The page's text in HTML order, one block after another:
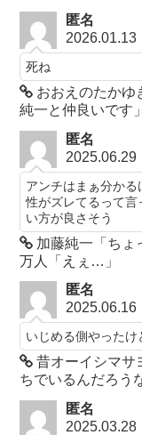
匿名
2026.01.13
死ね
おおえのたかゆ
純一と仲良いです
匿名
2025.06.29
アンチはまぁ分か
性がズレてるって
い方が良さそう
加藤純一「ちょ
万人「えぇ…」
匿名
2025.06.16
いじめる側やった
昔オーイシマサ
ちでいるんだろう
匿名
2025.03.28